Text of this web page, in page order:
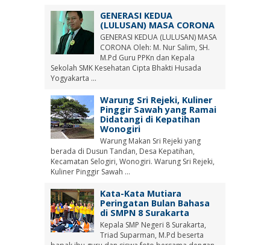
GENERASI KEDUA
(LULUSAN) MASA CORONA
GENERASI KEDUA (LULUSAN) MASA
CORONA Oleh: M. Nur Salim, SH.
M.Pd Guru PPKn dan Kepala
Sekolah SMK Kesehatan Cipta Bhakti Husada
Yogyakarta ...
Warung Sri Rejeki, Kuliner
Pinggir Sawah yang Ramai
Didatangi di Kepatihan
Wonogiri
Warung Makan Sri Rejeki yang
berada di Dusun Tandan, Desa Kepatihan,
Kecamatan Selogiri, Wonogiri. Warung Sri Rejeki,
Kuliner Pinggir Sawah ...
Kata-Kata Mutiara
Peringatan Bulan Bahasa
di SMPN 8 Surakarta
Kepala SMP Negeri 8 Surakarta,
Triad Suparman, M.Pd beserta